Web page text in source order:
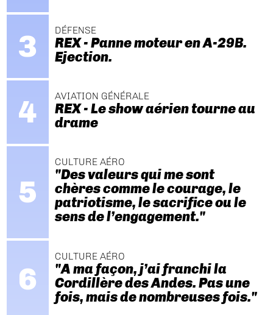
DÉFENSE
REX - Panne moteur en A-29B.
Ejection.
AVIATION GÉNÉRALE
REX - Le show aérien tourne au
drame
CULTURE AÉRO
"Des valeurs qui me sont
chères comme le courage, le
patriotisme, le sacrifice ou le
sens de l’engagement."
CULTURE AÉRO
"A ma façon, j’ai franchi la
Cordillère des Andes. Pas une
fois, mais de nombreuses fois."